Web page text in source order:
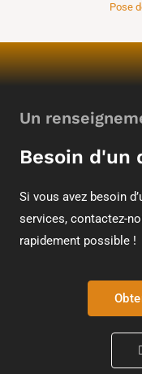
Pose
Un
Besoin d'un
Si vous avez besoin
services, contactez-
rapidement possible !